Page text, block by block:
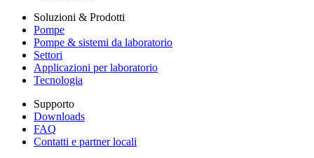
Soluzioni & Prodotti
Pompe
Pompe & sistemi da laboratorio
Settori
Applicazioni per laboratorio
Tecnologia
Supporto
Downloads
FAQ
Contatti e partner locali